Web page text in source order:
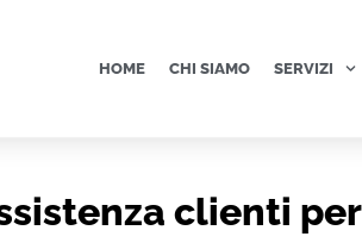
HOME CHI SIAMO SERVIZI
clienti per